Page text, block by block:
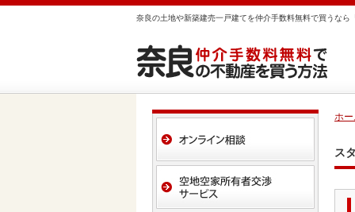
奈良の土地や新築建売一戸建てを仲介手数料無料で買うなら
ホー
ス